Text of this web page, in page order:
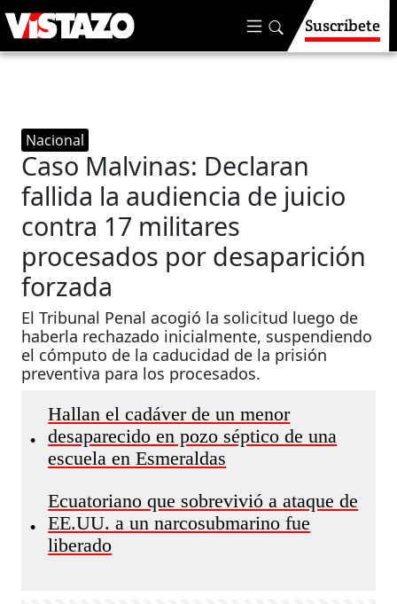
Suscríbete
Nacional
Caso Malvinas: Declaran
fallida la audiencia de juicio
contra 17 militares
procesados por desaparición
forzada
El Tribunal Penal acogió la solicitud luego de
haberla rechazado inicialmente, suspendiendo
el cómputo de la caducidad de la prisión
preventiva para los procesados.
•
Hallan el cadáver de un menor
desaparecido en pozo séptico de una
escuela en Esmeraldas
•
Ecuatoriano que sobrevivió a ataque de
EE.UU. a un narcosubmarino fue
liberado